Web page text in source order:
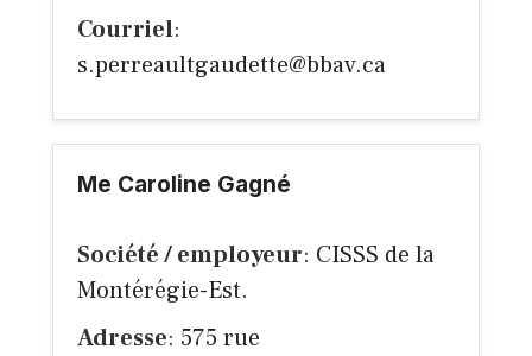
Courriel:
s.perreaultgaudette@bbav.ca
Me Caroline Gagné
Société / employeur: CISSS de la
Montérégie-Est.
Adresse: 575 rue